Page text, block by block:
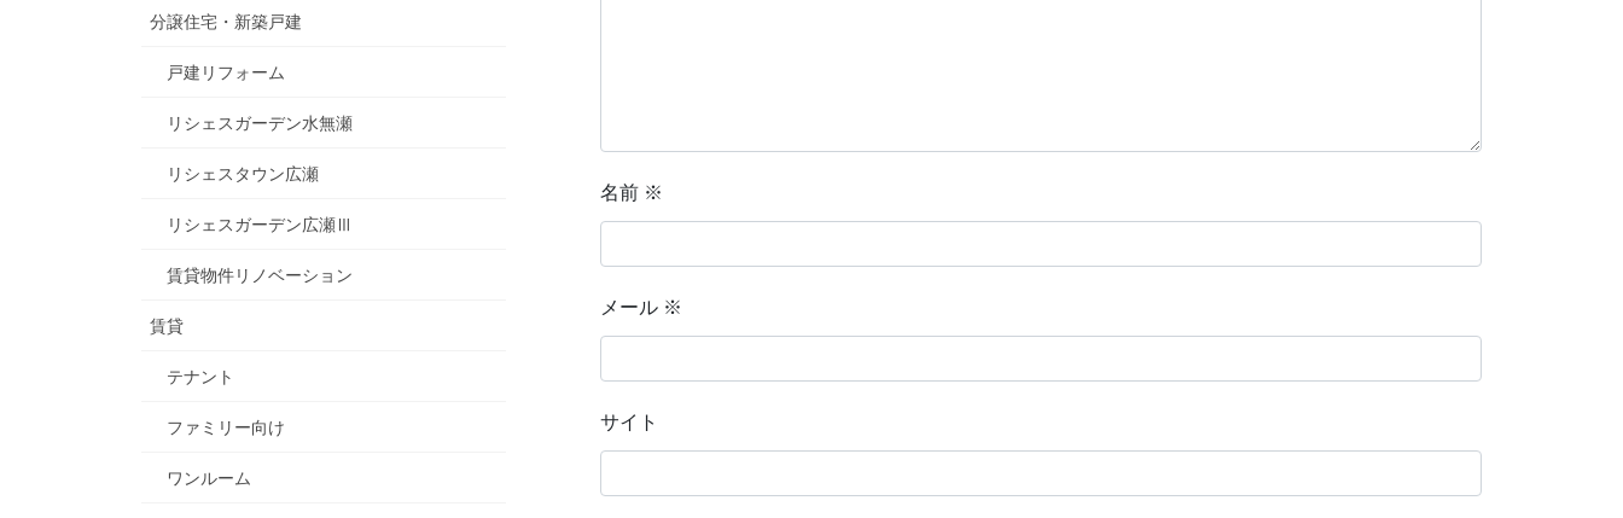
名前 ※
メール ※
サイト
分譲住宅・新築戸建
戸建リフォーム
リシェスガーデン水無瀬
リシェスタウン広瀬
リシェスガーデン広瀬Ⅲ
賃貸物件リノベーション
賃貸
テナント
ファミリー向け
ワンルーム